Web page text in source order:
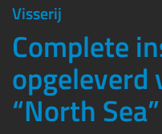
Visserij
Complete
opgeleverd
“North Sea”